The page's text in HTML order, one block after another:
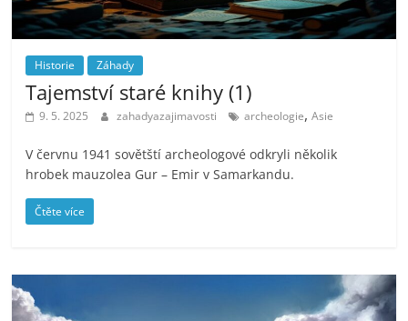
Historie Záhady
Tajemství staré knihy (1)
9. 5. 2025 zahadyazajimavosti archeologie,Asie
V červnu 1941 sovětští archeologové odkryli několik
hrobek mauzolea Gur – Emir v Samarkandu.
Čtěte více